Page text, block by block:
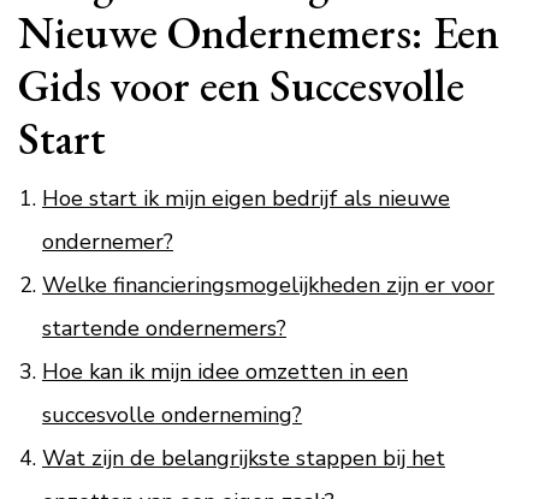
Nieuwe Ondernemers: Een
Gids voor een Succesvolle
Start
Hoe start ik mijn eigen bedrijf als nieuwe
ondernemer?
Welke financieringsmogelijkheden zijn er voor
startende ondernemers?
Hoe kan ik mijn idee omzetten in een
succesvolle onderneming?
Wat zijn de belangrijkste stappen bij het